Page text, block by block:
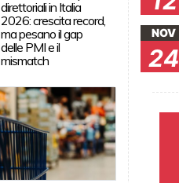
direttoriali in Italia
2026: crescita record,
ma pesano il gap
delle PMI e il
mismatch
NOV
24